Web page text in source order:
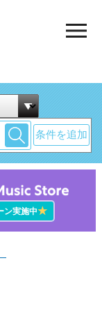
条件を追加
ン実施中★